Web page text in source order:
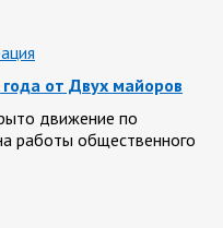
от Двух майоров
движение по
работы общественного